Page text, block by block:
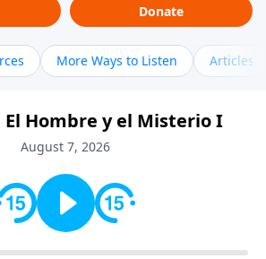
Donate
More Ways to Listen Articles
Hombre y el Misterio I
August 7, 2026